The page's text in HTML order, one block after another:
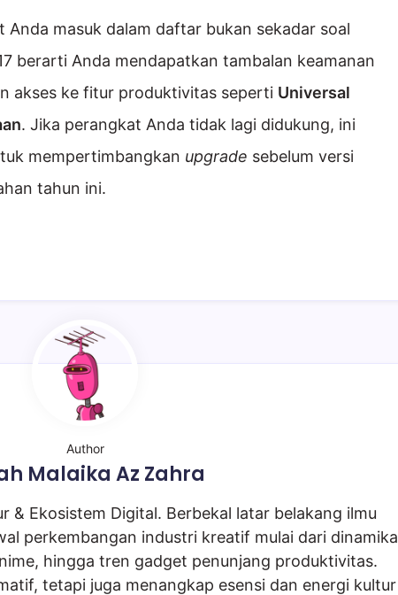
masuk dalam daftar bukan sekadar soal
berarti Anda mendapatkan tambalan keamanan
akses ke fitur produktivitas seperti Universal
. Jika perangkat Anda tidak lagi didukung, ini
mempertimbangkan upgrade sebelum versi
tahun ini.
Author
Malaika Az Zahra
& Ekosistem Digital. Berbekal latar belakang ilmu
perkembangan industri kreatif mulai dari dinamika
hingga tren gadget penunjang produktivitas.
tetapi juga menangkap esensi dan energi kultur